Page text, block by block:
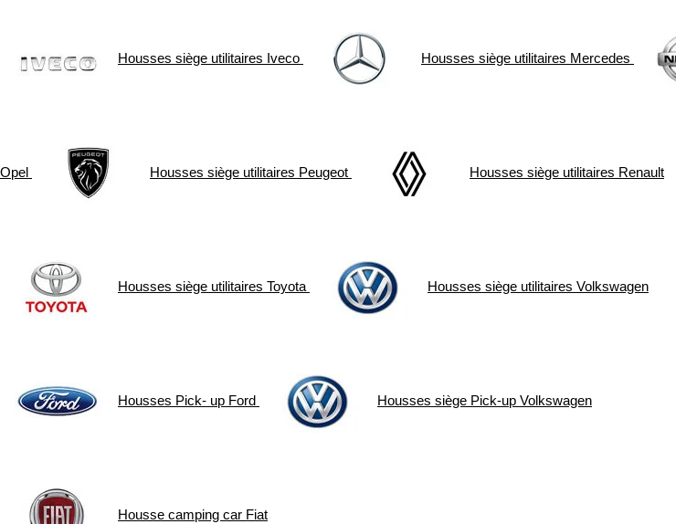
Housses siège utilitaires Iveco Housses siège utilitaires Mercedes
Opel Housses siège utilitaires Peugeot Housses siège utilitaires Renault
Housses siège utilitaires Toyota Housses siège utilitaires Volkswagen
Housses Pick- up Ford Housses siège Pick-up Volkswagen
Housse camping car Fiat